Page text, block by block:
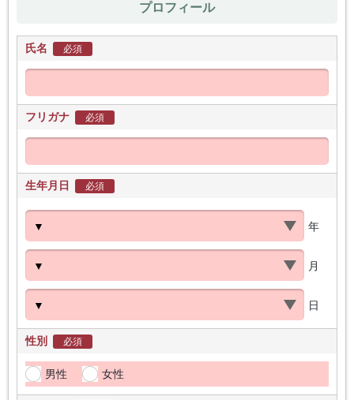
プロフィール
氏名 必須
フリガナ 必須
生年月日 必須
年
月
日
性別 必須
男性 女性